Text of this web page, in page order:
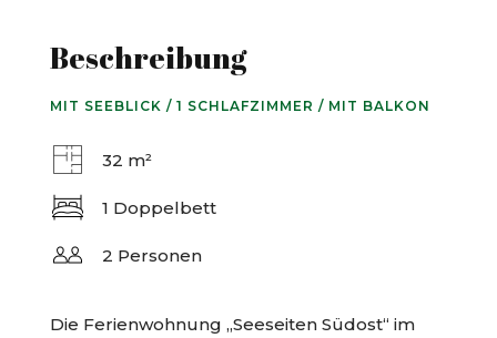
Beschreibung
MIT SEEBLICK / 1 SCHLAFZIMMER / MIT BALKON
32 m²
1 Doppelbett
2 Personen
Die Ferienwohnung „Seeseiten Südost“ im